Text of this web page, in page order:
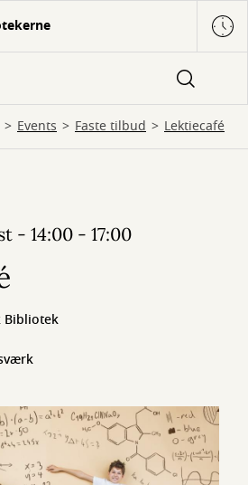
Events Faste tilbud Lektiecafé
- 14:00 - 17:00
Bibliotek